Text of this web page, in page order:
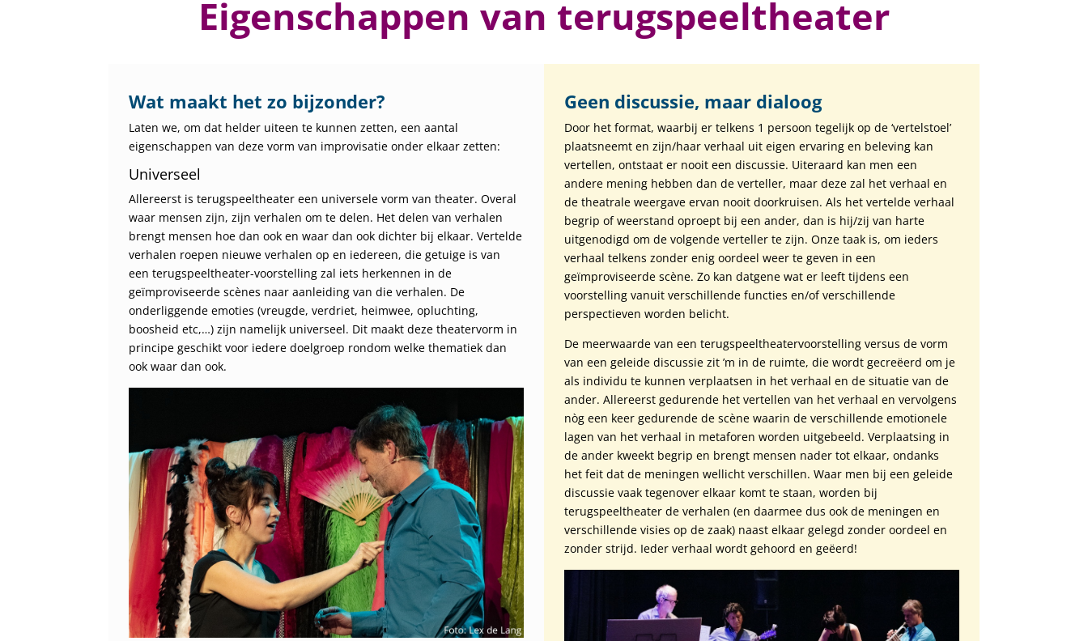
Eigenschappen van terugspeeltheater
Wat maakt het zo bijzonder?
Laten we, om dat helder uiteen te kunnen zetten, een aantal
eigenschappen van deze vorm van improvisatie onder elkaar zetten:
Universeel
Allereerst is terugspeeltheater een universele vorm van theater. Overal
waar mensen zijn, zijn verhalen om te delen. Het delen van verhalen
brengt mensen hoe dan ook en waar dan ook dichter bij elkaar. Vertelde
verhalen roepen nieuwe verhalen op en iedereen, die getuige is van
een terugspeeltheater-voorstelling zal iets herkennen in de
geïmproviseerde scènes naar aanleiding van die verhalen. De
onderliggende emoties (vreugde, verdriet, heimwee, opluchting,
boosheid etc,…) zijn namelijk universeel. Dit maakt deze theatervorm in
principe geschikt voor iedere doelgroep rondom welke thematiek dan
ook waar dan ook.
Geen discussie, maar dialoog
Door het format, waarbij er telkens 1 persoon tegelijk op de ‘vertelstoel’
plaatsneemt en zijn/haar verhaal uit eigen ervaring en beleving kan
vertellen, ontstaat er nooit een discussie. Uiteraard kan men een
andere mening hebben dan de verteller, maar deze zal het verhaal en
de theatrale weergave ervan nooit doorkruisen. Als het vertelde verhaal
begrip of weerstand oproept bij een ander, dan is hij/zij van harte
uitgenodigd om de volgende verteller te zijn. Onze taak is, om ieders
verhaal telkens zonder enig oordeel weer te geven in een
geïmproviseerde scène. Zo kan datgene wat er leeft tijdens een
voorstelling vanuit verschillende functies en/of verschillende
perspectieven worden belicht.
De meerwaarde van een terugspeeltheatervoorstelling versus de vorm
van een geleide discussie zit ’m in de ruimte, die wordt gecreëerd om je
als individu te kunnen verplaatsen in het verhaal en de situatie van de
ander. Allereerst gedurende het vertellen van het verhaal en vervolgens
nòg een keer gedurende de scène waarin de verschillende emotionele
lagen van het verhaal in metaforen worden uitgebeeld. Verplaatsing in
de ander kweekt begrip en brengt mensen nader tot elkaar, ondanks
het feit dat de meningen wellicht verschillen. Waar men bij een geleide
discussie vaak tegenover elkaar komt te staan, worden bij
terugspeeltheater de verhalen (en daarmee dus ook de meningen en
verschillende visies op de zaak) naast elkaar gelegd zonder oordeel en
zonder strijd. Ieder verhaal wordt gehoord en geëerd!